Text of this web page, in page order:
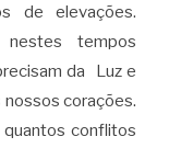
de elevações.
nestes tempos
da Luz e
corações.
quantos conflitos